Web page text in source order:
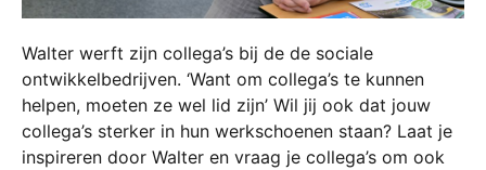
Walter werft zijn collega’s bij de de sociale
ontwikkelbedrijven. ‘Want om collega’s te kunnen
helpen, moeten ze wel lid zijn’ Wil jij ook dat jouw
collega’s sterker in hun werkschoenen staan? Laat je
inspireren door Walter en vraag je collega’s om ook